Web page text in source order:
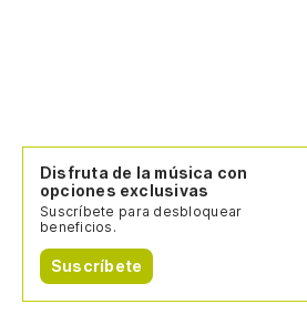
Disfruta de la música con
opciones exclusivas
Suscríbete para desbloquear
beneficios.
Suscríbete